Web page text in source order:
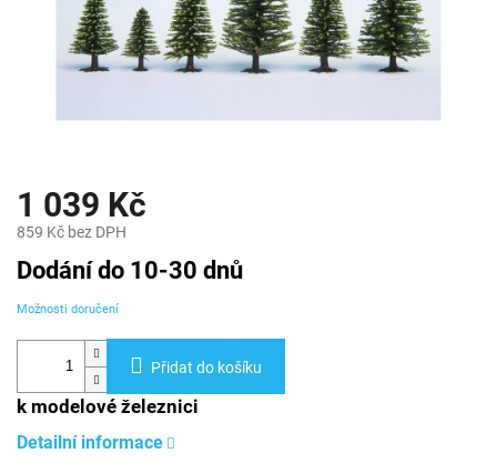
1 039 Kč
859 Kč bez DPH
Měrná
cena:
Dodání do 10-30 dnů
Možnosti doručení
Přidat do košíku
k modelové železnici
Detailní informace